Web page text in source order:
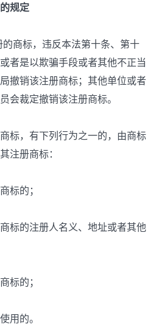
规定
商标，违反本法第十条、第十
者是以欺骗手段或者其他不正当
撤销该注册商标；其他单位或者
会裁定撤销该注册商标。
，有下列行为之一的，由商标
注册商标：
标的；
的注册人名义、地址或者其他
标的；
用的。